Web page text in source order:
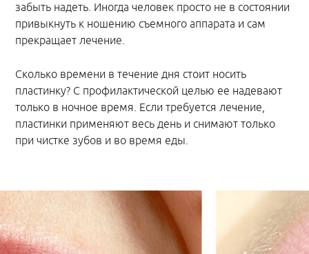
забыть надеть. Иногда человек просто не в состоянии
привыкнуть к ношению съемного аппарата и сам
прекращает лечение.
Сколько времени в течение дня стоит носить
пластинку? С профилактической целью ее надевают
только в ночное время. Если требуется лечение,
пластинки применяют весь день и снимают только
при чистке зубов и во время еды.